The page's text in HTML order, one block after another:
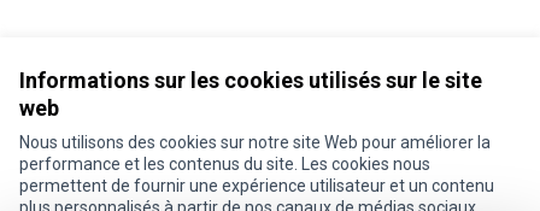
Informations sur les cookies utilisés sur le site
web
Nous utilisons des cookies sur notre site Web pour améliorer la
performance et les contenus du site. Les cookies nous
permettent de fournir une expérience utilisateur et un contenu
Conditions d'utilisation
Paramètres des cookies
Je participe ! sur X
Je participe ! sur Facebook
Je participe ! sur Instagram